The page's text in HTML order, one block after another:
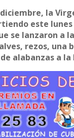
la
este lunes
se lanzaron a
rezos,
alabanzas a